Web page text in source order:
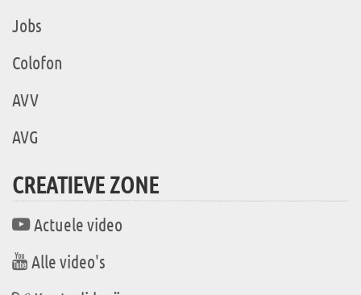
Jobs
Colofon
AVV
AVG
CREATIEVE ZONE
Actuele video
Alle video's